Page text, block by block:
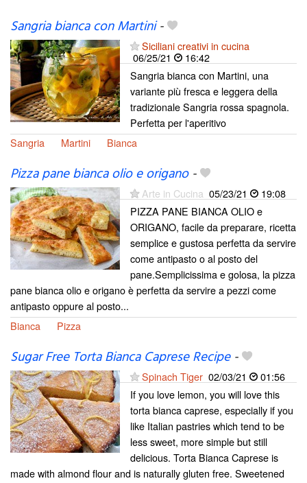
Sangria bianca con Martini-
Siciliani creativi in cucina
06/25/21
16:42
Sangria bianca con Martini, una
variante più fresca e leggera della
tradizionale Sangria rossa spagnola.
Perfetta per l'aperitivo
Sangria
Martini Bianca
Pizza pane bianca olio e origano-
Arte in Cucina 05/23/21
19:08
PIZZA PANE BIANCA OLIO e
ORIGANO, facile da preparare, ricetta
semplice e gustosa perfetta da servire
come antipasto o al posto del
pane.Semplicissima e golosa, la pizza
pane bianca olio e origano è perfetta da servire a pezzi come
antipasto oppure al posto...
Bianca
Pizza
Sugar Free Torta Bianca Caprese Recipe-
Spinach Tiger 02/03/21
01:56
If you love lemon, you will love this
torta bianca caprese, especially if you
like Italian pastries which tend to be
less sweet, more simple but still
delicious. Torta Bianca Caprese is
made with almond flour and is naturally gluten free. Sweetened